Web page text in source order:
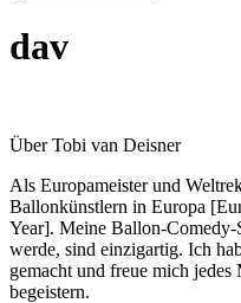
dav
Über Tobi van Deisner
Als Europameister und
Ballonkünstlern in Europa
Year]. Meine Ballon-
werde, sind einzigartig. Ich
gemacht und freue mich
begeistern.